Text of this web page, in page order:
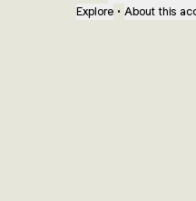
Explore • About this